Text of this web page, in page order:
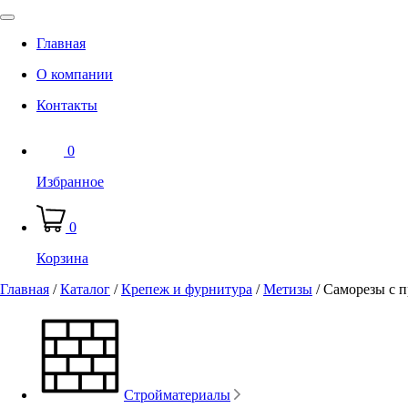
Главная
О компании
Контакты
0
Избранное
0
Корзина
Главная /Каталог /Крепеж и фурнитура /Метизы /Саморезы с
Стройматериалы